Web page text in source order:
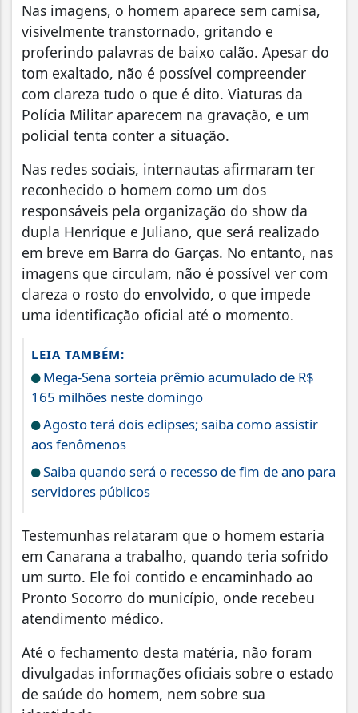
Nas imagens, o homem aparece sem camisa,
visivelmente transtornado, gritando e
proferindo palavras de baixo calão. Apesar do
tom exaltado, não é possível compreender
com clareza tudo o que é dito. Viaturas da
Polícia Militar aparecem na gravação, e um
policial tenta conter a situação.
Nas redes sociais, internautas afirmaram ter
reconhecido o homem como um dos
responsáveis pela organização do show da
dupla Henrique e Juliano, que será realizado
em breve em Barra do Garças. No entanto, nas
imagens que circulam, não é possível ver com
clareza o rosto do envolvido, o que impede
uma identificação oficial até o momento.
LEIA TAMBÉM:
Mega-Sena sorteia prêmio acumulado de R$
165 milhões neste domingo
Agosto terá dois eclipses; saiba como assistir
aos fenômenos
Saiba quando será o recesso de fim de ano para
servidores públicos
Testemunhas relataram que o homem estaria
em Canarana a trabalho, quando teria sofrido
um surto. Ele foi contido e encaminhado ao
Pronto Socorro do município, onde recebeu
atendimento médico.
Até o fechamento desta matéria, não foram
divulgadas informações oficiais sobre o estado
de saúde do homem, nem sobre sua